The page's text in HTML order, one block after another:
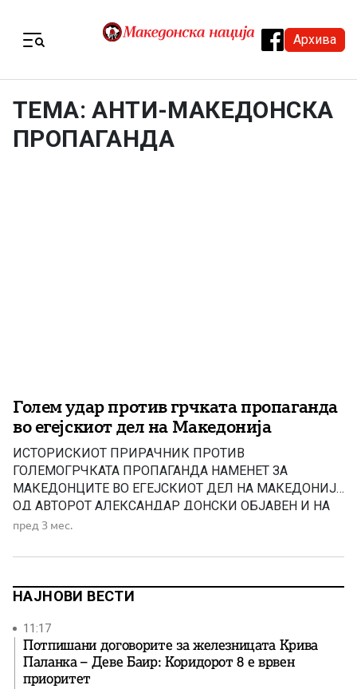
Архива
ТЕМА: АНТИ-МАКЕДОНСКА
ПРОПАГАНДА
Голем удар против грчката пропаганда
во егејскиот дел на Македонија
ИСТОРИСКИOT ПРИРАЧНИК ПРОТИВ
ГОЛЕМОГРЧКАТА ПРОПАГАНДА НАМЕНЕТ ЗА
МАКЕДОНЦИТЕ ВО ЕГEЈСКИОТ ДЕЛ НА МАКЕДОНИЈА
ОД АВТОРОТ АЛЕКСАНДАР ДОНСКИ ОБЈАВЕН И НА
ГРЧКИ ЈАЗИК! Пред извесно време МН објави
ПРИРАЧНИК ПРОТИВ ГОЛЕМОГРЧКАТА
ЕГEЈСКИОТ ДЕЛ НА МАКЕДОНИЈА од авторот
формат е објавена […]
пред 3 мес.
НАЈНОВИ ВЕСТИ
11:17
Потпишани договорите за железницата Крива
Паланка – Деве Баир: Коридорот 8 е врвен
приоритет